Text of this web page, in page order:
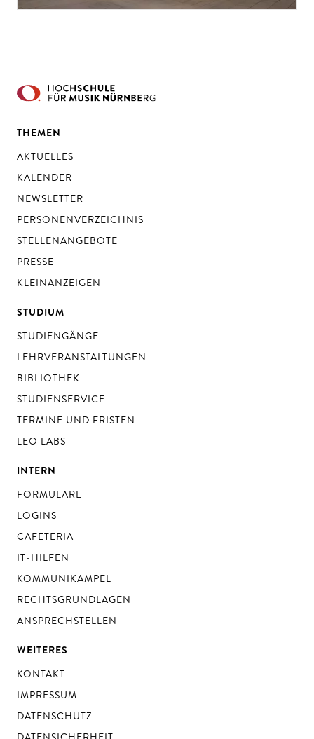
THEMEN
AKTUELLES
KALENDER
NEWSLETTER
PERSONENVERZEICHNIS
STELLENANGEBOTE
PRESSE
KLEINANZEIGEN
STUDIUM
STUDIENGÄNGE
LEHRVERANSTALTUNGEN
BIBLIOTHEK
STUDIENSERVICE
TERMINE UND FRISTEN
LEO LABS
INTERN
FORMULARE
LOGINS
CAFETERIA
IT-HILFEN
KOMMUNIKAMPEL
RECHTSGRUNDLAGEN
ANSPRECHSTELLEN
WEITERES
KONTAKT
IMPRESSUM
DATENSCHUTZ